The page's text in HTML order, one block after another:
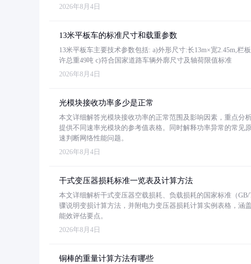
2026年8月4日
13米平板车的标准尺寸和载重参数
13米平板车主要技术参数包括: a)外形尺寸:长13m×宽2.45m,栏
许总重49吨 c)符合国家道路车辆外廓尺寸及轴荷限值标准
2026年8月4日
光模块接收功率多少是正常
本文详细解答光模块接收功率的正常范围及影响因素，重点分
提供不同速率光模块的参考值表格。同时解释功率异常的常见
速判断网络性能问题。
2026年8月4日
干式变压器损耗标准一览表及计算方法
本文详细解析干式变压器空载损耗、负载损耗的国家标准（
骤说明变损计算方法，并附电力变压器损耗计算实例表格，涵
能效评估要点。
2026年8月4日
铜棒的重量计算方法有哪些